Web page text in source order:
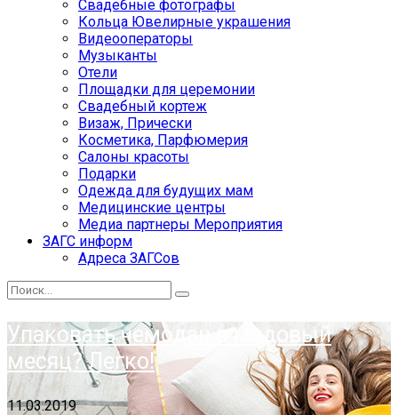
Свадебные фотографы
Кольца Ювелирные украшения
Видеооператоры
Музыканты
Отели
Площадки для церемонии
Свадебный кортеж
Визаж, Прически
Косметика, Парфюмерия
Салоны красоты
Подарки
Одежда для будущих мам
Медицинские центры
Медиа партнеры Мероприятия
ЗАГС информ
Адреса ЗАГСов
Упаковать чемодан в медовый
месяц? Легко!
11.03.2019